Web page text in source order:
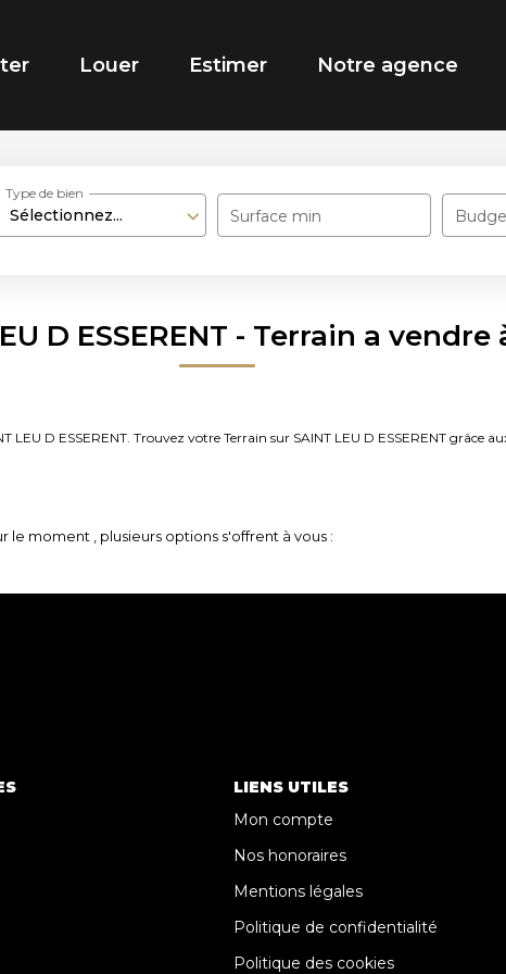
Louer Estimer Notre agence
Sélectionnez...
Type de bien
Surface min
D ESSERENT - Terrain a vendre
D ESSERENT. Trouvez votre Terrain sur SAINT LEU D ESSERENT grâce
le moment , plusieurs options s'offrent à vous :
LIENS UTILES
Mon compte
Nos honoraires
Mentions légales
Politique de confidentialité
Politique des cookies